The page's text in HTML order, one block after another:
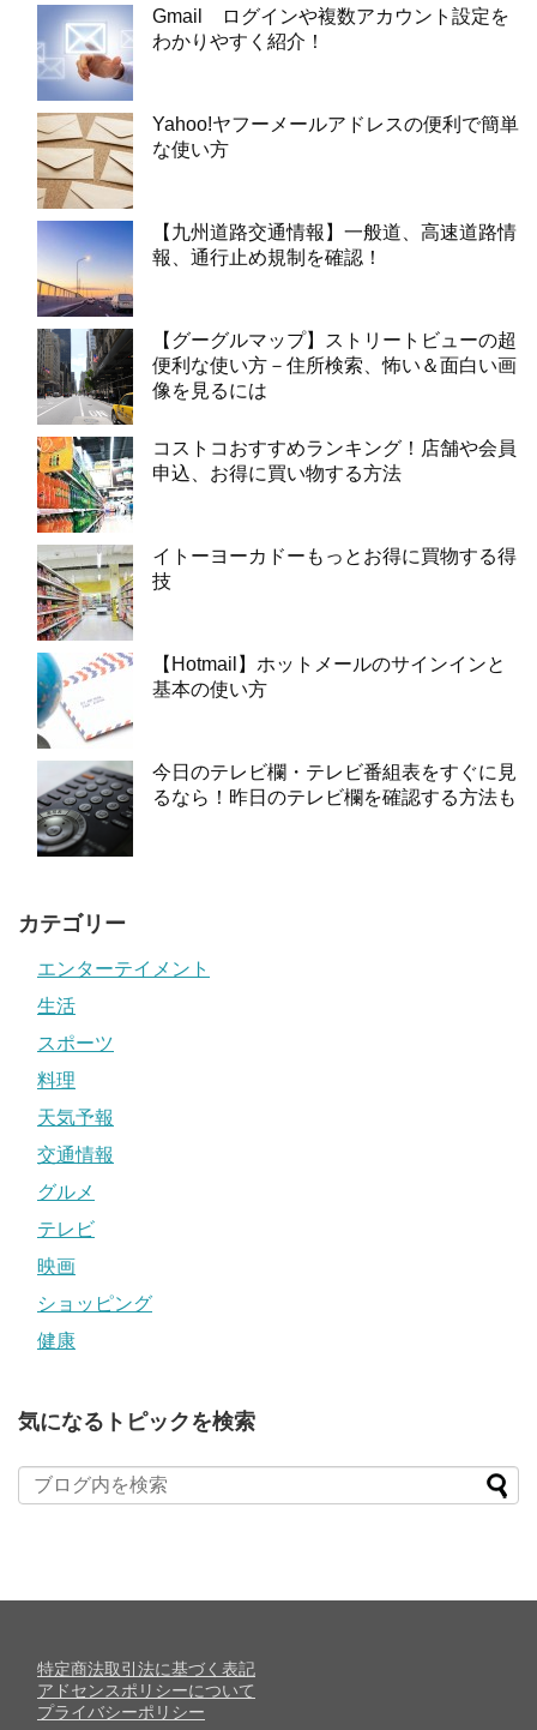
Gmail ログインや複数アカウント設定を
わかりやすく紹介！
Yahoo!ヤフーメールアドレスの便利で簡単
な使い方
【九州道路交通情報】一般道、高速道路情
報、通行止め規制を確認！
【グーグルマップ】ストリートビューの超
便利な使い方－住所検索、怖い＆面白い画
像を見るには
コストコおすすめランキング！店舗や会員
申込、お得に買い物する方法
イトーヨーカドーもっとお得に買物する得
技
【Hotmail】ホットメールのサインインと
基本の使い方
今日のテレビ欄・テレビ番組表をすぐに見
るなら！昨日のテレビ欄を確認する方法も
カテゴリー
エンターテイメント
生活
スポーツ
料理
天気予報
交通情報
グルメ
テレビ
映画
ショッピング
健康
気になるトピックを検索
特定商法取引法に基づく表記
アドセンスポリシーについて
プライバシーポリシー